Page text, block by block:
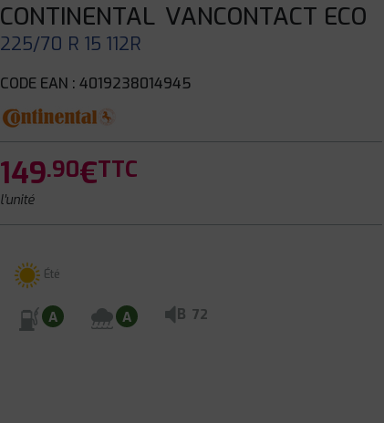
CONTINENTAL VANCONTACT ECO
225/70 R 15 112R
CODE EAN : 4019238014945
149.90€TTC
l'unité
Été
A A B 72